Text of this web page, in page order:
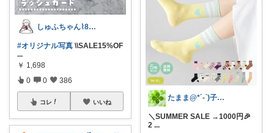
しゅふちゃん⌇ 8月もよろしくね🍉
#オリジナル写真 \\SALE15%OF
...
￥ 1,698
0 0 386
コレ いいね たまま@*´-`)子ども用品/日用品
＼SUMMER SALE →1000円🎉
2 ...